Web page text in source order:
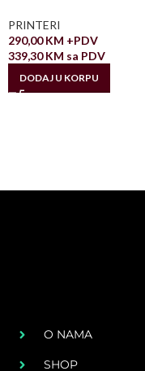
PRINTERI
290,00KM +PDV
339,30KM sa PDV
DODAJ U KORPU
O NAMA
SHOP